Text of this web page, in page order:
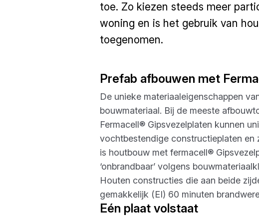
toe. Zo kiezen steeds meer
woning en is het gebruik van
toegenomen.
Prefab afbouwen met
De unieke materiaaleigenschappen
bouwmateriaal. Bij de meeste
Fermacell® Gipsvezelplaten kunnen
vochtbestendige constructieplaten
is houtbouw met fermacell®
‘onbrandbaar’ volgens
Houten constructies die aan beide
gemakkelijk (EI) 60 minuten
Eén plaat volstaat